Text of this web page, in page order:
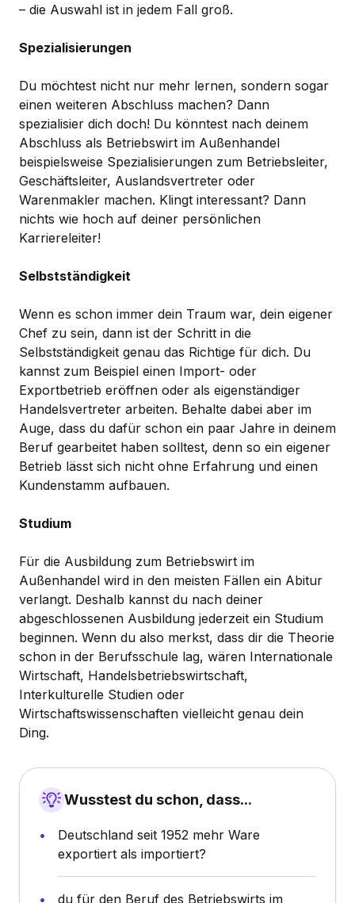
– die Auswahl ist in jedem Fall groß.
Spezialisierungen
Du möchtest nicht nur mehr lernen, sondern sogar
einen weiteren Abschluss machen? Dann
spezialisier dich doch! Du könntest nach deinem
Abschluss als Betriebswirt im Außenhandel
beispielsweise Spezialisierungen zum Betriebsleiter,
Geschäftsleiter, Auslandsvertreter oder
Warenmakler machen. Klingt interessant? Dann
nichts wie hoch auf deiner persönlichen
Karriereleiter!
Selbstständigkeit
Wenn es schon immer dein Traum war, dein eigener
Chef zu sein, dann ist der Schritt in die
Selbstständigkeit genau das Richtige für dich. Du
kannst zum Beispiel einen Import- oder
Exportbetrieb eröffnen oder als eigenständiger
Handelsvertreter arbeiten. Behalte dabei aber im
Auge, dass du dafür schon ein paar Jahre in deinem
Beruf gearbeitet haben solltest, denn so ein eigener
Betrieb lässt sich nicht ohne Erfahrung und einen
Kundenstamm aufbauen.
Studium
Für die Ausbildung zum Betriebswirt im
Außenhandel wird in den meisten Fällen ein Abitur
verlangt. Deshalb kannst du nach deiner
abgeschlossenen Ausbildung jederzeit ein Studium
beginnen. Wenn du also merkst, dass dir die Theorie
schon in der Berufsschule lag, wären Internationale
Wirtschaft, Handelsbetriebswirtschaft,
Interkulturelle Studien oder
Wirtschaftswissenschaften vielleicht genau dein
Ding.
Wusstest du schon, dass...
Deutschland seit 1952 mehr Ware
exportiert als importiert?
du für den Beruf des Betriebswirts im